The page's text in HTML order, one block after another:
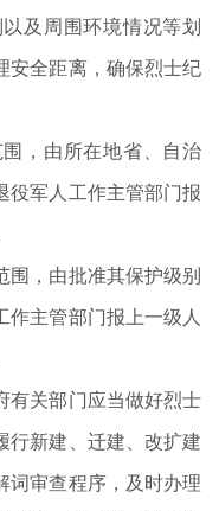
及周围环境情况等划
安全距离，确保烈士纪
，由所在地省、自治
役军人工作主管部门报
，由批准其保护级别
作主管部门报上一级人
关部门应当做好烈士
行新建、迁建、改扩建
词审查程序，及时办理